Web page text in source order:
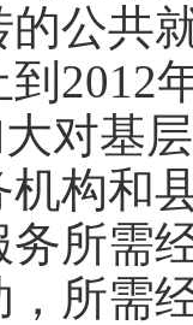
公共
2012
大对基
构和
务所需
所需